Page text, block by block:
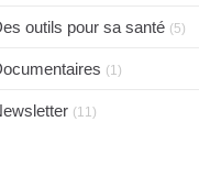
outils pour sa santé (5)
(1)
(11)